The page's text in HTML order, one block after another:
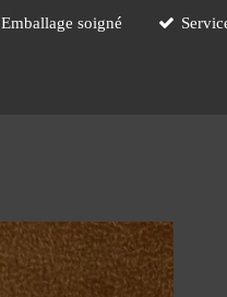
Emballage soigné